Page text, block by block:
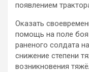
появлением
Оказать
помощь на поле
раненого солдата
снижение степени
возникновения